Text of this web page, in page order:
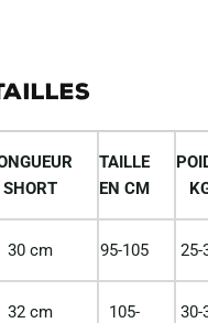
SHORT
TAILLE
EN CM
30 cm 95-105 25-
32 cm
105-
30-